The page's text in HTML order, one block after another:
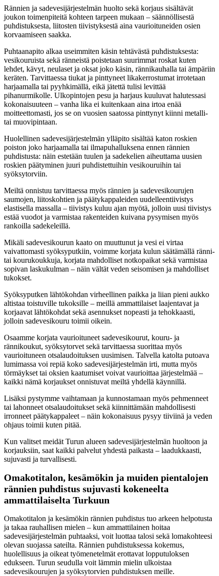
Rännien ja sadevesijärjestelmän huolto sekä korjaus sisältävät
joukon toimenpiteitä kohteen tarpeen mukaan – säännöllisestä
puhdistuksesta, liitosten tiivistyksestä aina vaurioituneiden osien
korvaamiseen saakka.
Puhtaanapito alkaa useimmiten käsin tehtävästä puhdistuksesta:
vesikouruista sekä ränneistä poistetaan suurimmat roskat kuten
lehdet, kävyt, neulaset ja oksat joko käsin, rännikauhalla tai ämpäriin
keräten. Tarvittaessa tiukat ja pinttyneet likakerrostumat irrotetaan
harjaamalla tai pyyhkimällä, eikä jätettä tulisi levittää
pihanurmikolle. Ulkopintojen pesu ja harjaus kuuluvat halutessasi
kokonaisuuteen – vanha lika ei kuitenkaan aina irtoa enää
moitteettomasti, jos se on vuosien saatossa pinttynyt kiinni metalli-
tai muovipintaan.
Huolellinen sadevesijärjestelmän ylläpito sisältää katon roskien
poiston joko harjaamalla tai ilmapuhalluksena ennen rännien
puhdistusta: näin estetään tuulen ja sadekelien aiheuttama uusien
roskien päätyminen juuri puhdistettuihin vesikouruihin tai
syöksytorviin.
Meiltä onnistuu tarvittaessa myös rännien ja sadevesikourujen
saumojen, liitoskohtien ja päätykappaleiden uudelleentiivistys
elastisella massalla – tiivistys kuluu ajan myötä, jolloin uusi tiivistys
estää vuodot ja varmistaa rakenteiden kuivana pysymisen myös
rankoilla sadekeleillä.
Mikäli sadevesikourun kaato on muuttunut ja vesi ei virtaa
vaivattomasti syöksyputkiin, voimme korjata kulun säätämällä ränni-
tai kourukoukkuja, korjata mahdolliset notkopaikat sekä varmistaa
sopivan laskukulman – näin vältät veden seisomisen ja mahdolliset
tukokset.
Syöksyputken lähtökohdan virheellinen paikka ja liian pieni aukko
altistaa toistuville tukoksille – meillä ammattilaiset laajentavat ja
korjaavat lähtökohdat sekä asennukset nopeasti ja tehokkaasti,
jolloin sadevesikouru toimii oikein.
Osaamme korjata vaurioituneet sadevesikourut, kouru- ja
rännikoukut, syöksytorvet sekä tarvittaessa suorittaa myös
vaurioituneen otsalaudoituksen uusimisen. Talvella katolta putoava
lumimassa voi repiä koko sadevesijärjestelmän irti, mutta myös
törmäykset tai oksien kaatumiset voivat vaurioittaa järjestelmää –
kaikki nämä korjaukset onnistuvat meiltä yhdellä käynnillä.
Lisäksi pystymme vaihtamaan ja kunnostamaan myös pehmenneet
tai lahonneet otsalaudoitukset sekä kiinnittämään mahdollisesti
irronneet päätykappaleet – näin kokonaisuus pysyy tiiviinä ja veden
ohjaus toimii kuten pitää.
Kun valitset meidät Turun alueen sadevesijärjestelmän huoltoon ja
korjauksiin, saat kaikki palvelut yhdestä paikasta – laadukkaasti,
sujuvasti ja turvallisesti.
Omakotitalon, kesämökin ja muiden pientalojen
rännien puhdistus sujuvasti kokeneelta
ammattilaiselta Turkuun
Omakotitalon ja kesämökin rännien puhdistus tuo arkeen helpotusta
ja takaa rauhallisen mielen – kun ammattilainen hoitaa
sadevesijärjestelmän puhtaaksi, voit luottaa talosi sekä lomakohteesi
olevan suojassa sateilta. Rännien puhdistuksessa kokemus,
huolellisuus ja oikeat työmenetelmät erottavat lopputuloksen
edukseen. Turun seudulla voit lämmin mielin ulkoistaa
sadevesikourujen ja syöksytorvien puhdistuksen meille.